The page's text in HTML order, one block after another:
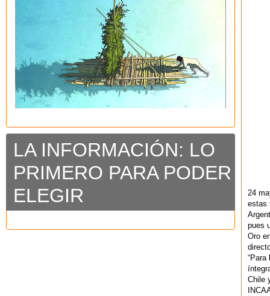
LA INFORMACIÓN: LO
PRIMERO PARA PODER
ELEGIR
24
estas
pues
Oro
“Para
Chile